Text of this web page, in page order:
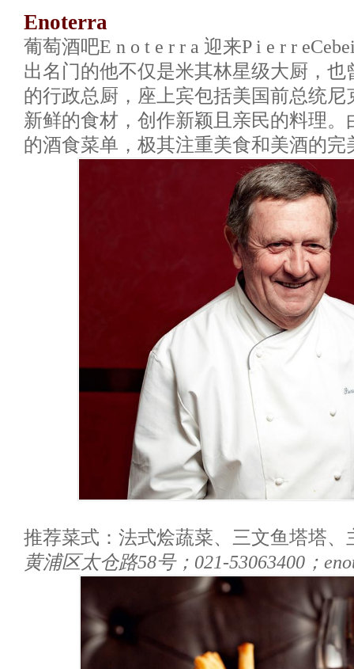
Enoterra
葡萄酒吧E n o t e r r a 迎来P i e r r
出名门的他不仅是米其林星级大厨，
的行政总厨，座上宾包括美国前总统
新鲜的食材，创作新颖且亲民的料理
的酒食菜单，极其注重美食和美酒的完
推荐菜式：法式烩蔬菜、三文鱼塔塔、
黄浦区太仓路58号；021-53063400；